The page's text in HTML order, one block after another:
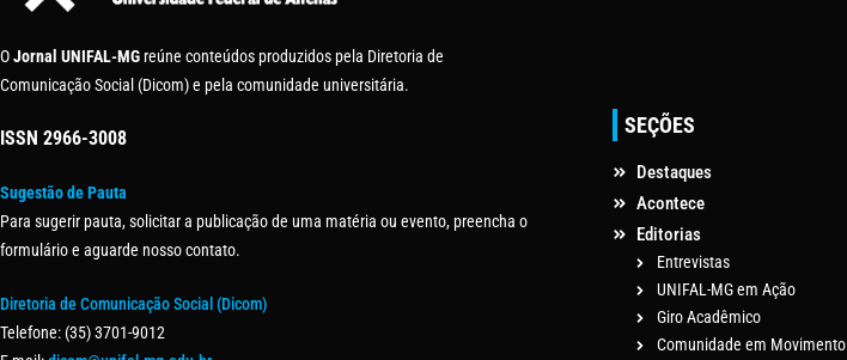
OJornal UNIFAL-MG reúne conteúdos produzidos pela Diretoria de
Comunicação Social (Dicom) e pela comunidade universitária.
ISSN 2966-3008
Sugestão de Pauta
Para sugerir pauta, solicitar a publicação de uma matéria ou evento, preencha o
formulário e aguarde nosso contato.
Diretoria de Comunicação Social (Dicom)
Telefone: (35) 3701-9012
SEÇÕES
Destaques
Acontece
Editorias
Entrevistas
UNIFAL-MG em Ação
Giro Acadêmico
Comunidade em Movimento